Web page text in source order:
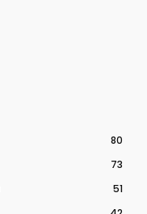
80
73
51